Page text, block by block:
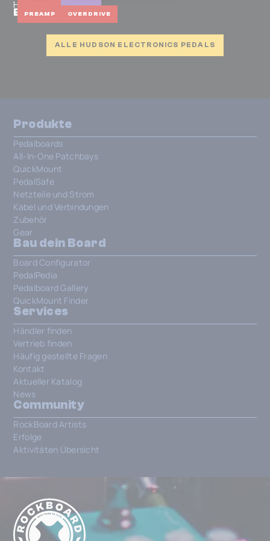
PREAMP OVERDRIVE
Hudson Electronics
Broadcast
ALLE HUDSON ELECTRONICS PEDALS
Produkte
Pedalboards
All-In-One Patchbays
QuickMount
PedalSafe
Netzteile und Strom
Kabel und Verbindungen
Zubehör
Gear
Bau dein Board
Board Configurator
PedalPedia
Pedalboard Gallery
QuickMount Finder
Services
Händler finden
Vertrieb finden
Häufig gestellte Fragen
Kontakt
Aktueller Katalog
News
Community
RockBoard Artists
Erfolge
Aktivitäten Übersicht